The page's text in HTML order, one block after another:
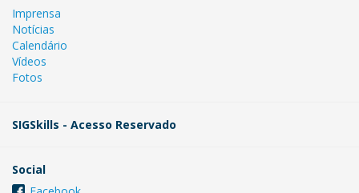
Imprensa
Notícias
Calendário
Vídeos
Fotos
SIGSkills - Acesso Reservado
Social